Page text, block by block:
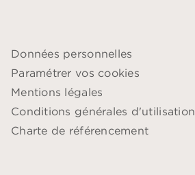
Données personnelles
Paramétrer vos cookies
Mentions légales
Conditions générales d'utilisation
Charte de référencement